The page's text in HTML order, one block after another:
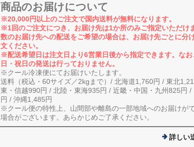
商品のお届けについて
※20,000円以上のご注文で国内送料が無料になります。
※1回のご注文につき、お届け先は1か所のみご指定いただけ
数のお届け先への配送をご希望の場合は、お届け先ごとに分
文ください。
※配送希望日は注文日より6営業日後から指定できます。なお
日・祝日の発送は行っておりません。
※クール冷凍便にてお届けいたします。
送料（税込・60サイズ／2kgまで）/ 北海道1,760円 / 東北
東・信越990円 / 北陸・東海935円 / 近畿・中国・九州825円 /
円 / 沖縄1,485円
※クール便の特性上、山間部や離島の一部地域へのお届けが
場合がございます。あらかじめご了承ください。
詳しい